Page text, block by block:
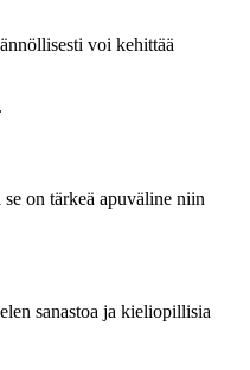
voi kehittää
on tärkeä apuväline niin
sanastoa ja kieliopillisia